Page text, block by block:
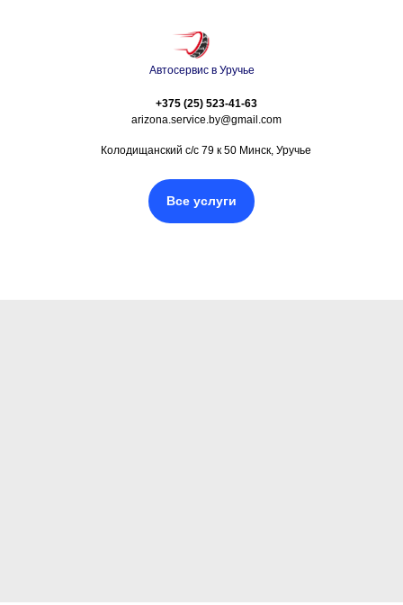
Автосервис в Уручье
+375 (25) 523-41-63
arizona.service.by@gmail.com
Колодищанский с/с 79 к 50 Минск, Уручье
Все услуги